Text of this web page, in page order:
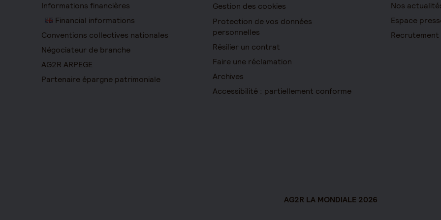
Informations financières
Financial informations
Conventions collectives nationales
Négociateur de branche
AG2R ARPEGE
Partenaire épargne patrimoniale
Gestion des cookies
Protection de vos données
personnelles
Résilier un contrat
Faire une réclamation
Archives
Accessibilité : partiellement conforme
Nos
Espace
Recrutement
AG2R LA MONDIALE 2026